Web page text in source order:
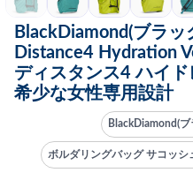
BlackDiamond(ブラ
Distance4 Hydration
ディスタンス4 ハイ
希少な女性専用設計
BlackDiamond(
ボルダリングバッグ サコッシ